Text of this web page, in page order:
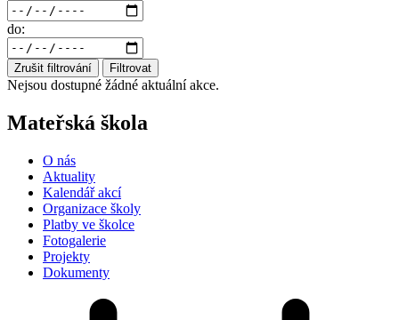
do:
Zrušit filtrování Filtrovat
Nejsou dostupné žádné aktuální akce.
Mateřská škola
O nás
Aktuality
Kalendář akcí
Organizace školy
Platby ve školce
Fotogalerie
Projekty
Dokumenty